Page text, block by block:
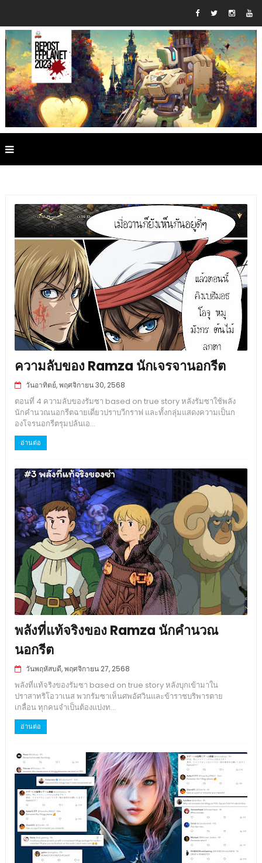
ความลับของ Ramza นักเจรจานอกรีต
วันอาทิตย์, พฤศจิกายน 30, 2568
ตอนที่ 4 ความลับของรัมซา based on true story หลังรัมซาใช้พลัง
นักคำนวณนอกรีตฉายเดี่ยวปราบวีกราฟ และทั้งกลุ่มแสดงความเป็นก
องโจรนอกรีตรุมปล้นเอ...
อ่านต่อ
พลังที่แท้จริงของ Ramza นักคำนวณ
นอกรีต
วันพฤหัสบดี, พฤศจิกายน 27, 2568
พลังที่แท้จริงของรัมซา based on true story หลังบุกเข้ามาใน
ปราสาทริโอวาเนส พวกรัมซาเห็นศพอัศวินและข้าราชบริพารตาย
เกลื่อน ทุกคนจำเป็นต้องแบ่งท...
อ่านต่อ